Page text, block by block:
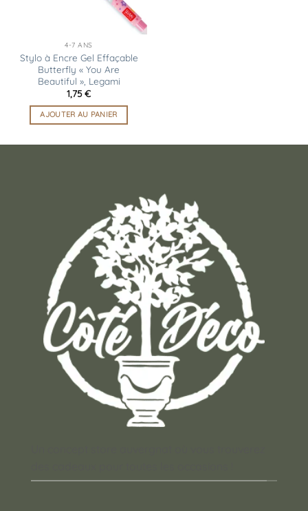
4-7 ANS
Stylo à Encre Gel Effaçable
Butterfly « You Are
Beautiful », Legami
1,75€
AJOUTER AU PANIER